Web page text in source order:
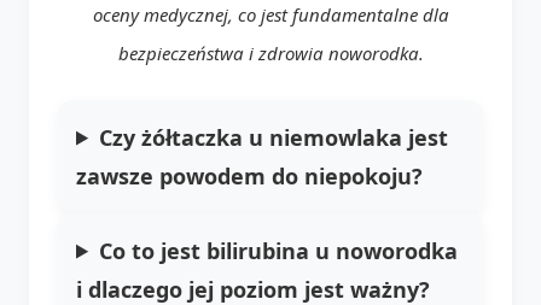
oceny medycznej, co jest fundamentalne dla
bezpieczeństwa i zdrowia noworodka.
Czy żółtaczka u niemowlaka jest
zawsze powodem do niepokoju?
Co to jest bilirubina u noworodka
i dlaczego jej poziom jest ważny?